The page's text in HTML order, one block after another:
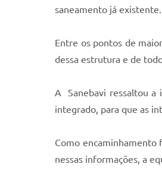
saneamento já existente.
Entre os pontos de
dessa estrutura e de
A Sanebavi ressaltou a
integrado, para que as
Como encaminhamento
nessas informações, a